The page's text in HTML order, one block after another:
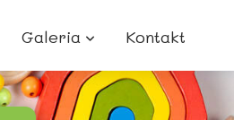
Galeria Kontakt